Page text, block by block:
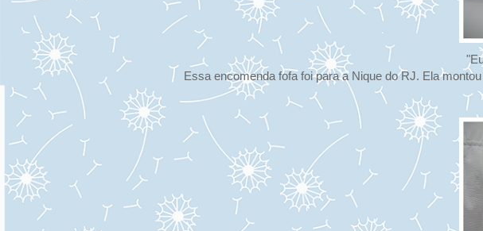
Essa encomenda fofa foi para a Nique do RJ. Ela